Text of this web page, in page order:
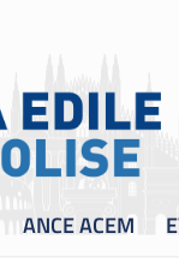
ANCE ACEM